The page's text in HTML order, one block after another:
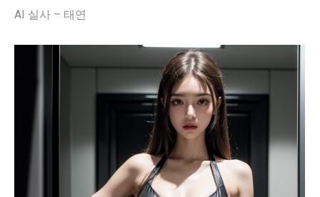
AI 실사 – 태연